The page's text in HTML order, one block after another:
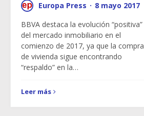
Europa Press · 8 mayo 2017
BBVA destaca la evolución “positiva”
del mercado inmobiliario en el
comienzo de 2017, ya que la compra
de vivienda sigue encontrando
“respaldo” en la…
Leer más